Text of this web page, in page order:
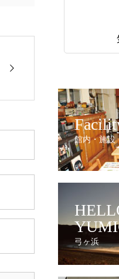
館内・施設
弓ヶ浜